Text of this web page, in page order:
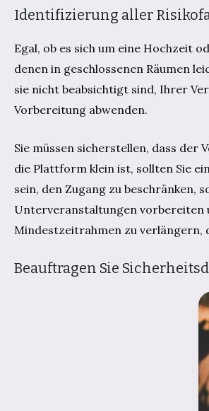
Identifizierung aller
Egal, ob es sich um eine Hochzeit
denen in geschlossenen Räumen
sie nicht beabsichtigt sind, Ihrer
Vorbereitung abwenden.
Sie müssen sicherstellen, dass
die Plattform klein ist, sollten Sie
sein, den Zugang zu beschränken,
Unterveranstaltungen vorbereiten
Mindestzeitrahmen zu verlängern,
Beauftragen Sie